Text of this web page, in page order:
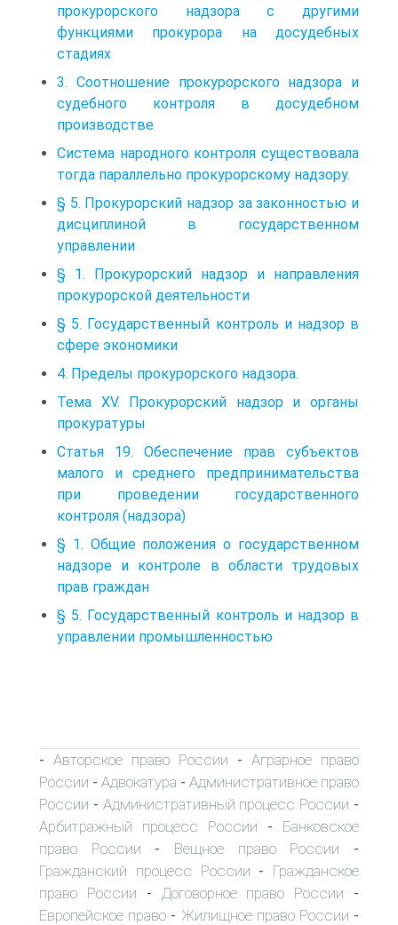
прокурорского надзора с другими
функциями прокурора на досудебных
стадиях
3. Соотношение прокурорского надзора и
судебного контроля в досудебном
производстве
Система народного контроля существовала
тогда параллельно прокурорскому надзору.
§ 5. Прокурорский надзор за законностью и
дисциплиной в государственном
управлении
§ 1. Прокурорский надзор и направления
прокурорской деятельности
§ 5. Государственный контроль и надзор в
сфере экономики
4. Пределы прокурорского надзора.
Тема XV. Прокурорский надзор и органы
прокуратуры
Статья 19. Обеспечение прав субъектов
малого и среднего предпринимательства
при проведении государственного
контроля (надзора)
§ 1. Общие положения о государственном
надзоре и контроле в области трудовых
прав граждан
§ 5. Государственный контроль и надзор в
управлении промышленностью
- Авторское право России - Аграрное право
России - Адвокатура - Административное право
России - Административный процесс России -
Арбитражный процесс России - Банковское
право России - Вещное право России -
Гражданский процесс России - Гражданское
право России - Договорное право России -
Европейское право - Жилищное право России -